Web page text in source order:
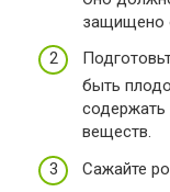
защищено
быть
содержать
веществ.
Сажайте